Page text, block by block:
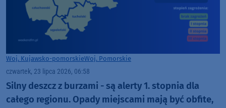
Woj. Kujawsko-pomorskieWoj. Pomorskie
czwartek, 23 lipca 2026, 06:58
Silny deszcz z burzami - są alerty 1. stopnia dla
całego regionu. Opady miejscami mają być obfite,